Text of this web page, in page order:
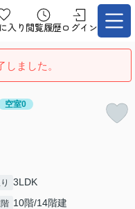
入り 閲覧履歴ログイン
ました。
空室0
3LDK
10階/14階建